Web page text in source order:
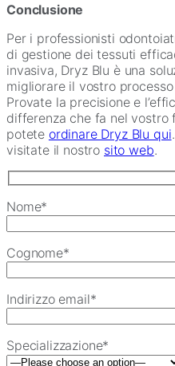
Conclusione
Per i professionisti
di gestione dei tessuti
invasiva, Dryz Blu è una
migliorare il vostro
Provate la precisione e
differenza che fa nel vostro
potete ordinare Dryz Blu qui
visitate il nostro sito web.
Nome*
Cognome*
Indirizzo email*
Specializzazione*